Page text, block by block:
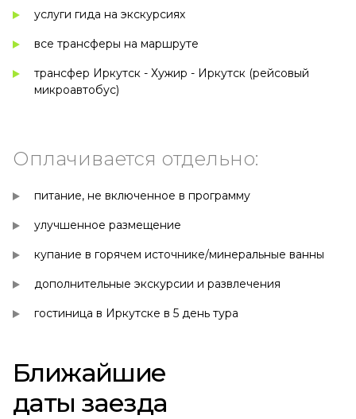
услуги гида на экскурсиях
все трансферы на маршруте
трансфер Иркутск - Хужир - Иркутск (рейсовый
микроавтобус)
Оплачивается отдельно:
питание, не включенное в программу
улучшенное размещение
купание в горячем источнике/минеральные ванны
дополнительные экскурсии и развлечения
гостиница в Иркутске в 5 день тура
Ближайшие
даты заезда